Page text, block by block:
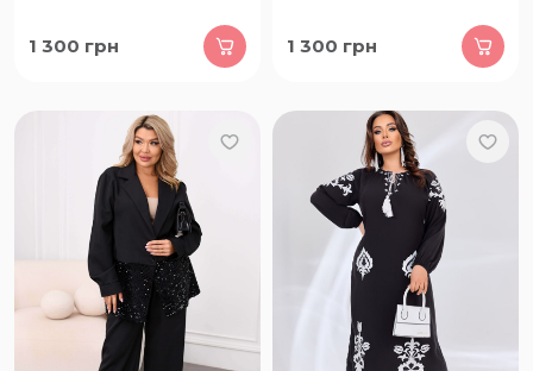
1 300 грн 1 300 грн